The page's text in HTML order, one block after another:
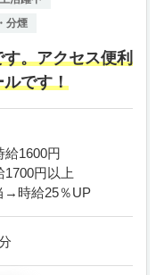
分煙
。アクセス便利
ルです！
1600円
円以上
→時給25％UP